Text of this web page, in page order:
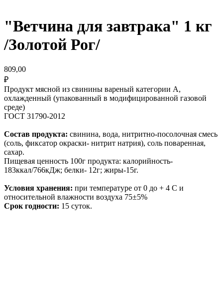
"Ветчина для завтрака" 1 кг
/Золотой Рог/
809,00
₽
Продукт мясной из свинины вареный категории А,
охлажденный (упакованный в модифицированной газовой
среде)
ГОСТ 31790-2012
Состав продукта: свинина, вода, нитритно-посолочная смесь
(соль, фиксатор окраски- нитрит натрия), соль поваренная,
сахар.
Пищевая ценность 100г продукта: калорийность-
183ккал/766кДж; белки- 12г; жиры-15г.
Условия хранения: при температуре от 0 до + 4 С и
относительной влажности воздуха 75±5%
Срок годности: 15 суток.